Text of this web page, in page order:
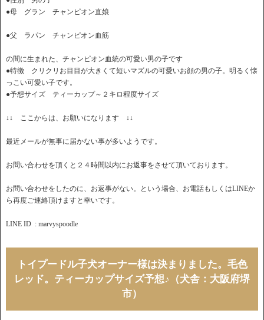
●母 グラン チャンピオン直娘
●父 ラパン チャンピオン血筋
の間に生まれた、チャンピオン血統の可愛い男の子です
●特徴 クリクリお目目が大きくて短いマズルの可愛いお顔の男の子。明るく懐
っこい可愛い子です。
●予想サイズ ティーカップ～２キロ程度サイズ
↓↓ ここからは、お願いになります ↓↓
最近メールが無事に届かない事が多いようです。
お問い合わせを頂くと２４時間以内にお返事をさせて頂いております。
お問い合わせをしたのに、お返事がない。という場合、お電話もしくはLINEか
ら再度ご連絡頂けますと幸いです。
LINE ID : marvyspoodle
トイプードル子犬オーナー様は決まりました。毛色
レッド。ティーカップサイズ予想♪（犬舎：大阪府堺
市）